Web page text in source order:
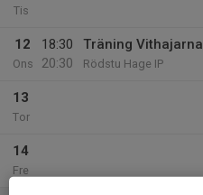
Tis
12
Ons
18:30
20:30
Träning Vithajarna
Rödstu Hage IP
13
Tor
14
Fre